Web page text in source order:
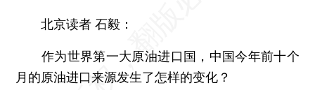
北京读者 石毅：
作为世界第一大原油进口国，中国今年前十个
月的原油进口来源发生了怎样的变化？